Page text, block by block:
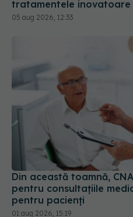
Din această toamnă,
pentru consultațiile
pentru pacienți
01 aug 2026, 15:19